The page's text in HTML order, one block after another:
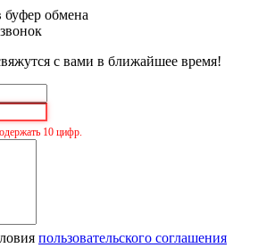
буфер обмена
с вами в ближайшее время!
10 цифр.
пользовательского соглашения